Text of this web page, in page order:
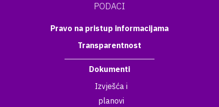
PODACI
Pravo na pristup informacijama
Transparentnost
Dokumenti
Izvješća i
planovi